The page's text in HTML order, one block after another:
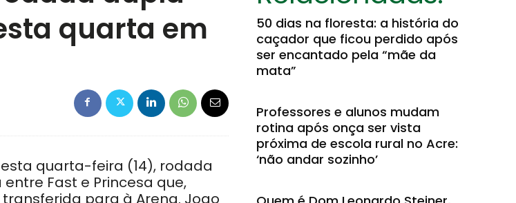
quarta em
quarta-feira (14), rodada
Fast e Princesa que,
para à Arena. Jogo
50 dias na floresta: a história do
caçador que ficou perdido após
ser encantado pela “mãe da
mata”
Professores e alunos mudam
rotina após onça ser vista
próxima de escola rural no Acre:
‘não andar sozinho’